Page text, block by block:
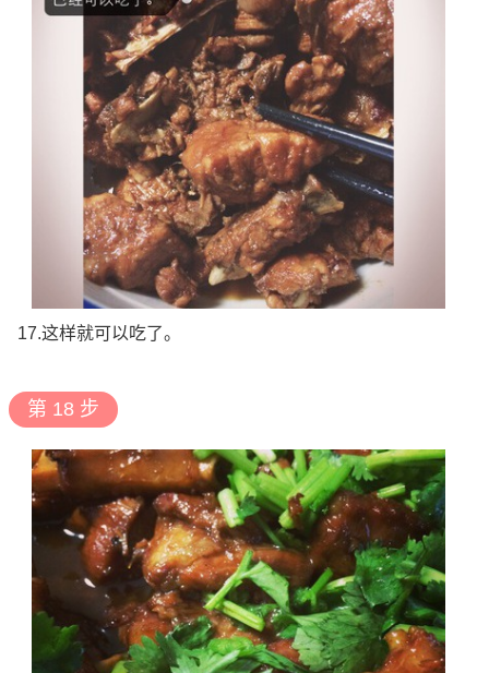
17.这样就可以吃了。
第 18 步